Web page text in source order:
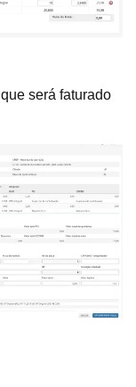
será faturado